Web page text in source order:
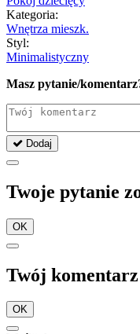
Kategoria:
Wnętrza mieszk.
Styl:
Minimalistyczny
Masz pytanie/
Dodaj
Twoje pytanie
OK
Twój komentarz
OK